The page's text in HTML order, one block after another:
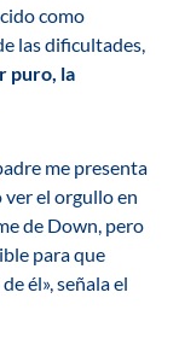
como
las dificultades,
puro, la
me presenta
ver el orgullo en
de Down, pero
para que
él», señala el